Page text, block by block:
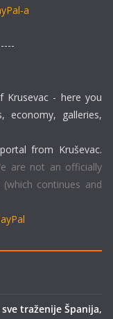
a
Krusevac - here you
economy, galleries,
from Kruševac.
are not an officially
continues and
traženije Španija,